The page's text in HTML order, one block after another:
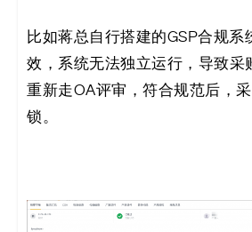
比如蒋总自行搭建的GSP合规系
效，系统无法独立运行，导致采
重新走OA评审，符合规范后，
锁。